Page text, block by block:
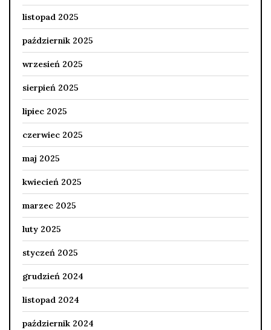
listopad 2025
październik 2025
wrzesień 2025
sierpień 2025
lipiec 2025
czerwiec 2025
maj 2025
kwiecień 2025
marzec 2025
luty 2025
styczeń 2025
grudzień 2024
listopad 2024
październik 2024